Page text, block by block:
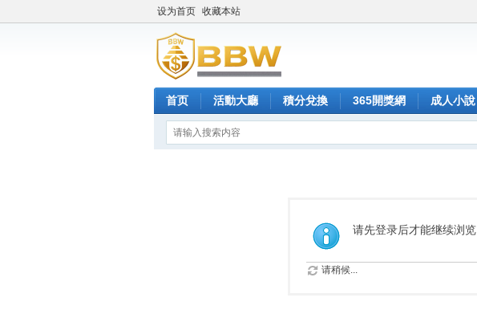
设为首页 收藏本站
首页 活動大廳 積分兌換 365開獎網 成人小說
请先登录后才能继续浏览
请稍候...